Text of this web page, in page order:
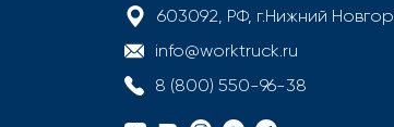
603092, РФ, г.Нижний
info@worktruck.ru
8 (800) 550-96-38